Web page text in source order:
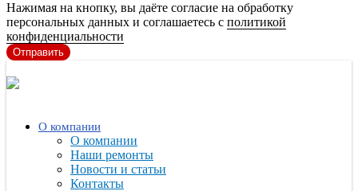
Нажимая на кнопку, вы даёте согласие на обработку
персональных данных и соглашаетесь с политикой
конфиденциальности
Отправить
О компании
О компании
Наши ремонты
Новости и статьи
Контакты